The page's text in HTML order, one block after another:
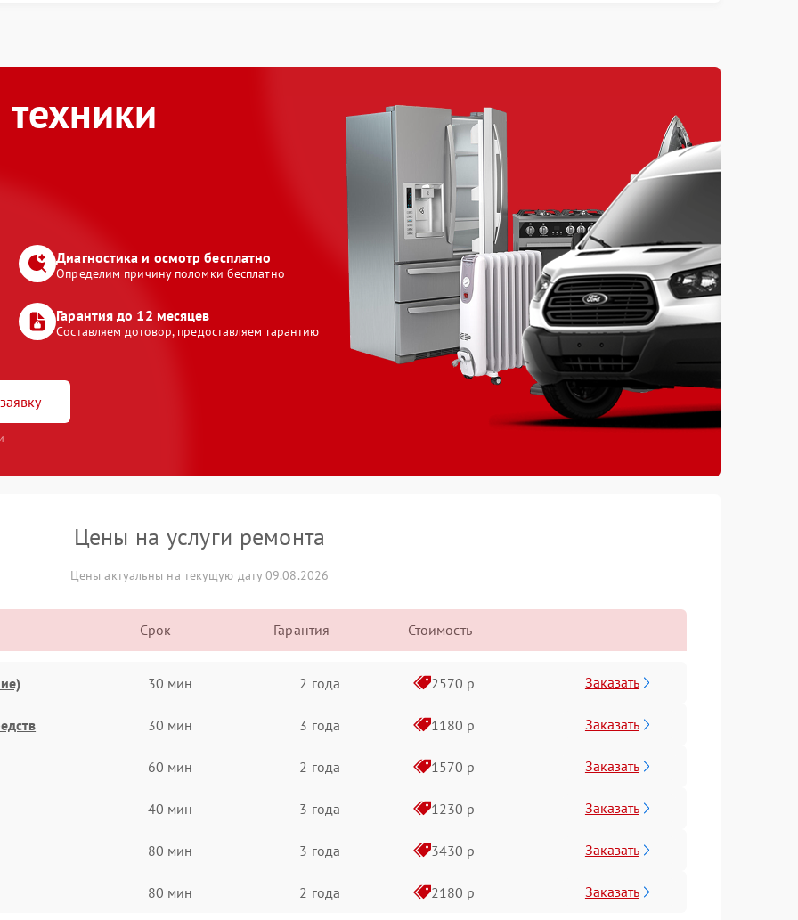
Диагностика и осмотр бесплатно
Определим причину поломки бесплатно
Гарантия до 12 месяцев
Составляем договор, предоставляем гарантию
Цены на услуги ремонта
Цены актуальны на текущую дату 09.08.2026
Срок Гарантия Стоимость
30 мин 2 года 2570 р Заказать
30 мин 3 года 1180 р Заказать
60 мин 2 года 1570 р Заказать
40 мин 3 года 1230 р Заказать
80 мин 3 года 3430 р Заказать
80 мин 2 года 2180 р Заказать